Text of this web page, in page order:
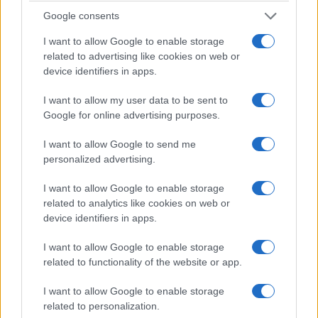
Google consents
I want to allow Google to enable storage
related to advertising like cookies on web or
device identifiers in apps.
I want to allow my user data to be sent to
Google for online advertising purposes.
I want to allow Google to send me
personalized advertising.
I want to allow Google to enable storage
related to analytics like cookies on web or
device identifiers in apps.
I want to allow Google to enable storage
related to functionality of the website or app.
I want to allow Google to enable storage
related to personalization.
π. Κωνσταντίνος Ι. Κώστας
παπαδάσκαλος. 21-6-2024